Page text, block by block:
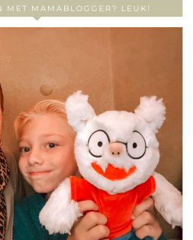
MET MAMABLOGGER? LEUK!